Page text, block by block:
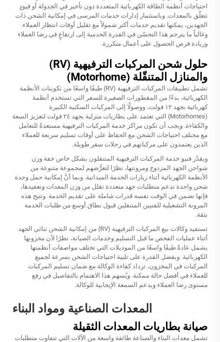
احتياجات أنظمة الطاقة الكهربائية المتعددة دون تأخير في الجدولة أو قيودٍ
تتعلّق بالمعدات. وباستثمار إدارات خدمات المرسى في إمكانية الشحن ذات
الجهدين، يمكنها تقديم خدمات أكثر شمولاً مع تقليل أوقات انتظار العملاء.
وغالباً ما يترجم هذا التحسّن في القدرة الخدمية إلى ارتفاعٍ في رضا العملاء
وزيادة فرص الحصول على أعمال متكررة.
حلول شحن المركبات الترفيهية (RV)
والمنازل المتنقّلة (Motorhome)
تشمل تطبيقات المركبات الترفيهية (RV) طيفًا واسعًا من تكوينات الأنظمة
الكهربائية، بدءًا من المقطورات الصغيرة للسفر التي تستخدم أنظمة
كهربائية بجهد ١٢ فولت، ووصولًا إلى المركبات السكنية الكبيرة
(Motorhomes) التي تعتمد على بطاريات منزلية بجهد ٢٤ فولت لتعزيز السعة
والكفاءة. ويجب أن تكون مراكز خدمة المركبات الترفيهية مستعدةً للتعامل
مع مختلف احتياجات الشحن مع الحفاظ على أوقات تسليم سريعة للعملاء
الذين يعتمدون على مركباتهم في رحلات سفر طويلة.
ويقدّر فنيو خدمة المركبات الترفيهية المتنقلون بشكل خاص خفة وزن
شواحن الجهد المزدوج ومرونتها، نظرًا لتعرُّضهم لمجموعة متنوعة من
الأنظمة الكهربائية أثناء زيارات الخدمة الميدانية. وبما أنَّ إمكانية حمل وحدة
شحن واحدة تدعم متطلبات جهد متعددة تقلل من وزن المعدات وتعقيدها،
فإنها تضمن في الوقت نفسه قدرات شاملة على تقديم الخدمة. وتتيح هذه
المرونة التشغيلية للفنيين المتنقلين قبول نطاق أوسع من طلبات الخدمة
بثقة.
تستفيد وكالات بيع المركبات الترفيهية (RV) من إمكانية الشحن ثنائي الجهد
أثناء عمليات الفحص ما قبل التسليم وخدمات الصيانة، نظرًا لأن مخزونها
يشمل عادةً طيفًا واسعًا من الموديلات التي تختلف مواصفات أنظمتها
الكهربائية. وبفضل القدرة على تلبية احتياجات الشحن بسرعة لجميع
المركبات في المخزون، تزداد كفاءة الوكالة مع ضمان تسليم المركبات
للعملاء في أفضل حالة ممكنة. ويُسهم هذا الاهتمام بالتفاصيل في رفع
مستوى رضا العملاء ويدعم السمعة الإيجابية للوكالة.
المعدات الصناعية ومواد البناء
صيانة بطاريات المعدات الثقيلة
تشمل معدات البناء والصناعة طائفة واسعة من الآلات التي تتفاوت متطلبات